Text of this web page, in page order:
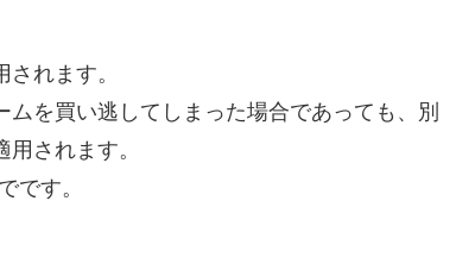
れます。
を買い逃してしまった場合であっても、別
されます。
です。